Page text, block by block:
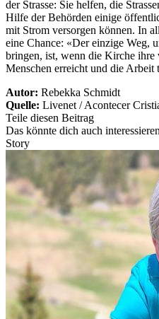
der Strasse: Sie helfen, die
Hilfe der Behörden einige
mit Strom versorgen können. In
eine Chance: «Der einzige Weg,
bringen, ist, wenn die Kirche ihre
Menschen erreicht und die Arbeit
Autor: Rebekka Schmidt
Quelle: Livenet / Acontecer
Teile diesen Beitrag
Das könnte dich auch interessieren
Story